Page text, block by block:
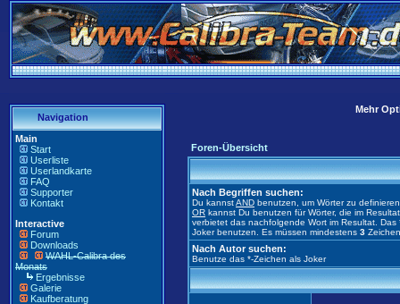
Navigation
Main
Start
Userliste
Userlandkarte
FAQ
Supporter
Kontakt
Interactive
Forum
Downloads
WAHL-Calibra des
Monats
Ergebnisse
Galerie
Kaufberatung
Mehr
Foren-Übersicht
Nach Begriffen suchen:
Du kannstAND benutzen, um Wörter zu
OR kannst Du benutzen für Wörter, die im
verbietet das nachfolgende Wort im Resultat. Das
Joker benutzen. Es müssen mindestens 3
Nach Autor suchen:
Benutze das *-Zeichen als Joker